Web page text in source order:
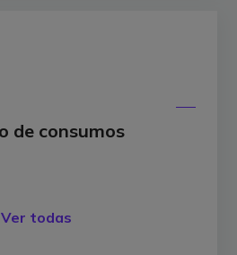
de consumos
Ver todas